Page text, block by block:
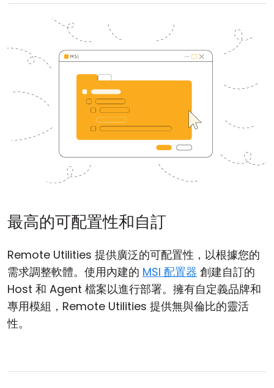
最高的可配置性和自訂
Remote Utilities 提供廣泛的可配置性，以根據您的
需求調整軟體。使用內建的 MSI 配置器 創建自訂的
Host 和 Agent 檔案以進行部署。擁有自定義品牌和
專用模組，Remote Utilities 提供無與倫比的靈活
性。